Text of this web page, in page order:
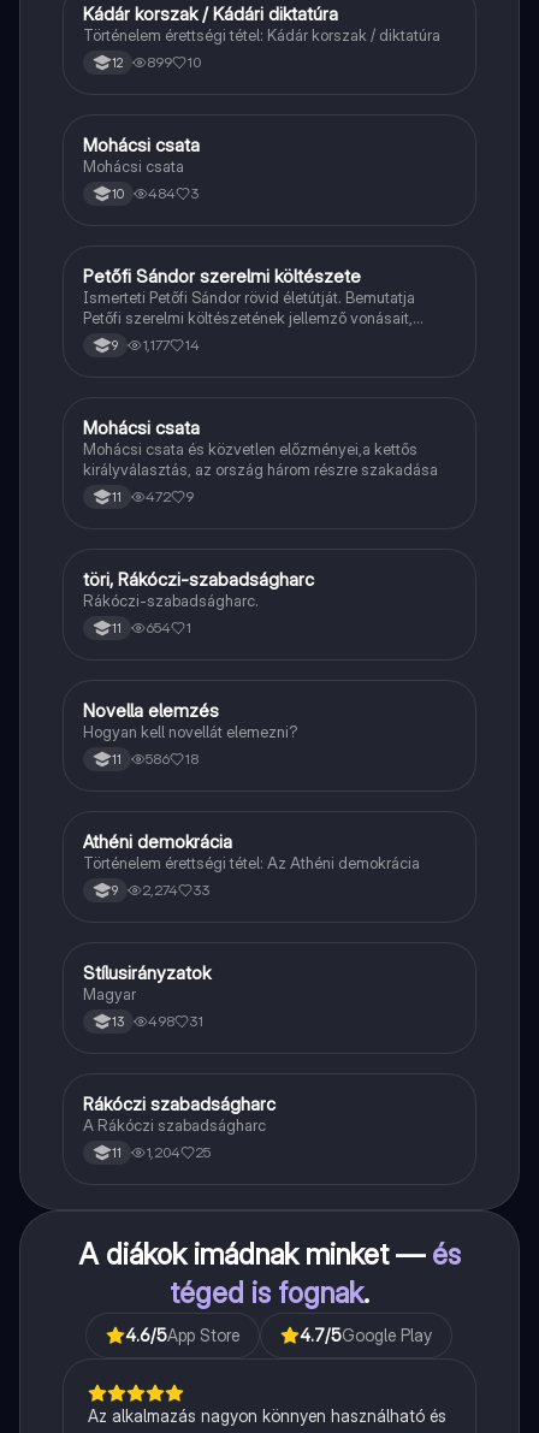
Töri
Kádár korszak / Kádári diktatúra
Történelem érettségi tétel: Kádár korszak / diktatúra
12 899 10
Magyar
Mohácsi csata
Mohácsi csata
10 484 3
Magyar
Petőfi Sándor szerelmi költészete
Ismerteti Petőfi Sándor rövid életútját. Bemutatja
Petőfi szerelmi költészetének jellemző vonásait,
vereseinek ihletőit és külön kitér a hitvesi
költészetére.
9 1,177 14
Töri
Mohácsi csata
Mohácsi csata és közvetlen előzményei,a kettős
királyválasztás, az ország három részre szakadása
11 472 9
Töri
töri, Rákóczi-szabadságharc
Rákóczi-szabadságharc.
11 654 1
Magyar
Novella elemzés
Hogyan kell novellát elemezni?
11 586 18
Töri
Athéni demokrácia
Történelem érettségi tétel: Az Athéni demokrácia
9 2,274 33
Magyar
Stílusirányzatok
Magyar
13 498 31
Töri
Rákóczi szabadságharc
A Rákóczi szabadságharc
11 1,204 25
A diákok imádnak minket — és
téged is fognak.
4.6/5App Store 4.7/5Google Play
Az alkalmazás nagyon könnyen használható és